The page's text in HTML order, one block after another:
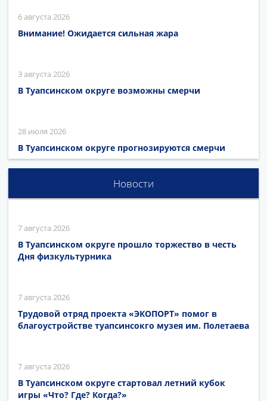
6 августа 2026
Внимание! Ожидается сильная жара
3 августа 2026
В Туапсинском округе возможны смерчи
28 июля 2026
В Туапсинском округе прогнозируются смерчи
Новости
7 августа 2026
В Туапсинском округе прошло торжество в честь
Дня физкультурника
7 августа 2026
Трудовой отряд проекта «ЭКОПОРТ» помог в
благоустройстве туапсинсокго музея им. Полетаева
7 августа 2026
В Туапсинском округе стартовал летний кубок
игры «Что? Где? Когда?»